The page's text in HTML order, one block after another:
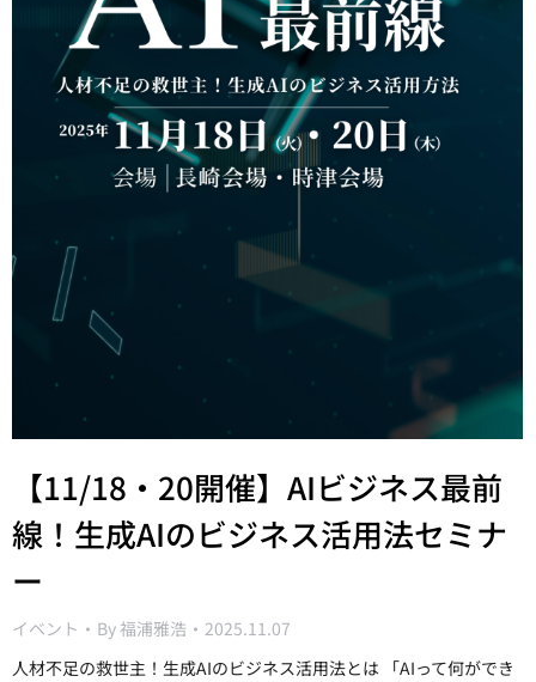
【11/18・20開催】AIビジネス最前
線！生成AIのビジネス活用法セミナ
ー
イベント By福浦雅浩
2025.11.07
人材不足の救世主！生成AIのビジネス活用法とは 「AIって何ができ